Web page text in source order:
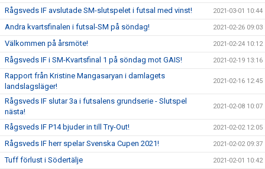
Rågsveds IF avslutade SM-slutspelet i futsal med vinst! 2021-03-01 10:44
Andra kvartsfinalen i futsal-SM på söndag! 2021-02-26 09:03
Välkommen på årsmöte! 2021-02-24 10:12
Rågsveds IF i SM-Kvartsfinal 1 på söndag mot GAIS! 2021-02-19 13:16
Rapport från Kristine Mangasaryan i damlagets
landslagsläger!
2021-02-16 12:45
Rågsveds IF slutar 3a i futsalens grundserie - Slutspel
nästa!
2021-02-08 10:07
Rågsveds IF P14 bjuder in till Try-Out! 2021-02-02 12:05
Rågsveds IF herr spelar Svenska Cupen 2021! 2021-02-02 09:37
Tuff förlust i Södertälje 2021-02-01 10:42